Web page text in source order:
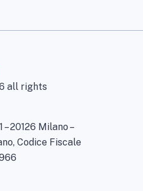
all rights
– 20126 Milano –
Codice Fiscale